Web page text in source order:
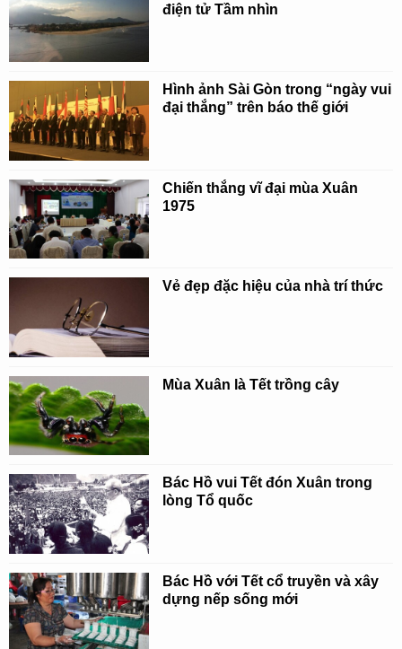
điện tử Tầm nhìn
Hình ảnh Sài Gòn trong “ngày vui
đại thắng” trên báo thế giới
Chiến thắng vĩ đại mùa Xuân
1975
Vẻ đẹp đặc hiệu của nhà trí thức
Mùa Xuân là Tết trồng cây
Bác Hồ vui Tết đón Xuân trong
lòng Tổ quốc
Bác Hồ với Tết cổ truyền và xây
dựng nếp sống mới